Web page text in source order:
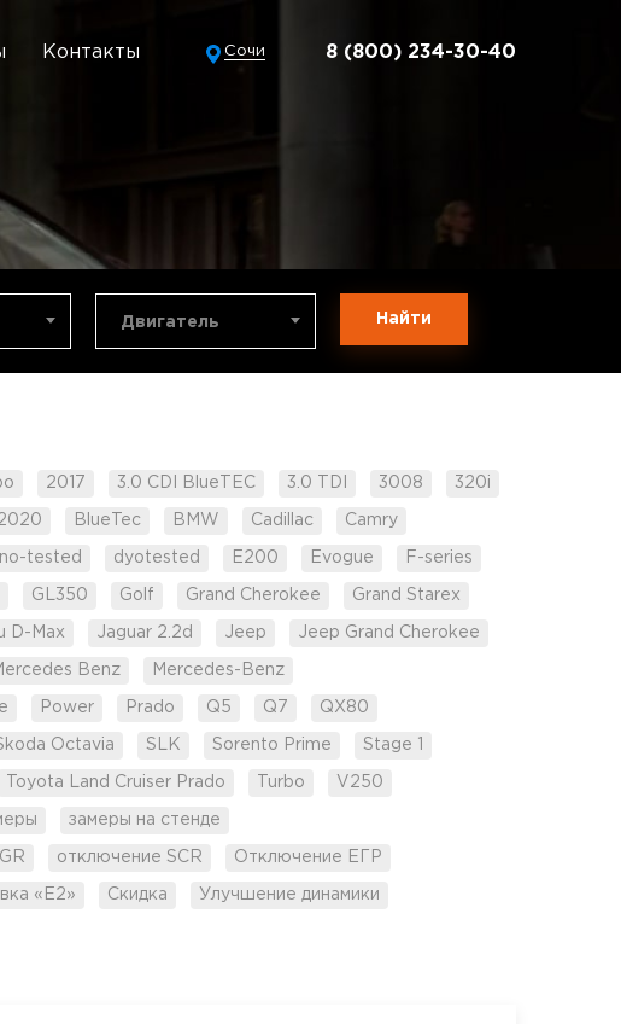
Контакты Сочи 8 (800) 234-30-40
Двигатель Найти
2017 3.0 CDI BlueTEC 3.0 TDI 3008 320i
BlueTec BMW Cadillac Camry
tested dyotested E200 Evogue F-series
GL350 Golf Grand Cherokee Grand Starex
D-Max Jaguar 2.2d Jeep Jeep Grand Cherokee
Benz Mercedes-Benz
Power Prado Q5 Q7 QX80
Octavia SLK Sorento Prime Stage 1
Toyota Land Cruiser Prado Turbo V250
замеры на стенде
отключение SCR Отключение ЕГР
«Е2» Скидка Улучшение динамики